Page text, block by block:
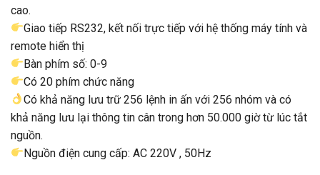
cao.
Giao tiếp RS232, kết nối trực tiếp với hệ thống máy tính và
remote hiển thị
Bàn phím số: 0-9
Có 20 phím chức năng
Có khả năng lưu trữ 256 lệnh in ấn với 256 nhóm và có
khả năng lưu lại thông tin cân trong hơn 50.000 giờ từ lúc tắt
nguồn.
Nguồn điện cung cấp: AC 220V , 50Hz